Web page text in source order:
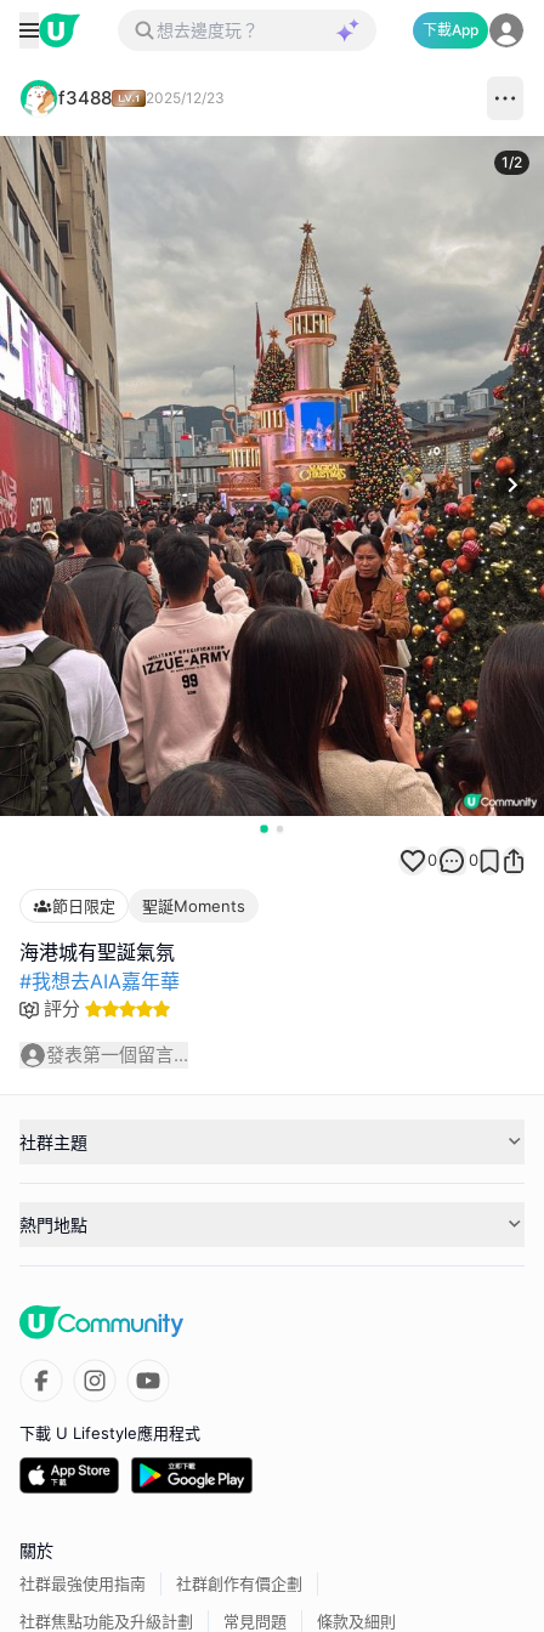
下載App
f3488 2025/12/23
1/2
0 0
節日限定 聖誕Moments
#我想去AIA嘉年華
評分
發表第一個留言...
社群主題
熱門地點
下載 U Lifestyle應用程式
關於
社群最強使用指南
社群創作有價企劃
社群焦點功能及升級計劃
常見問題 條款及細則